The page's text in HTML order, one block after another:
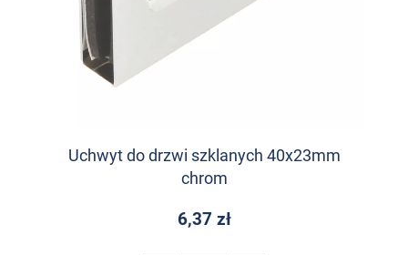
Uchwyt do drzwi szklanych 40x23mm
chrom
6,37 zł